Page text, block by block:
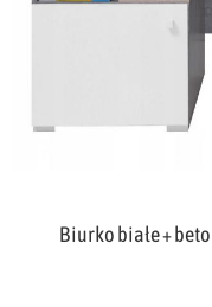
Biurko białe +